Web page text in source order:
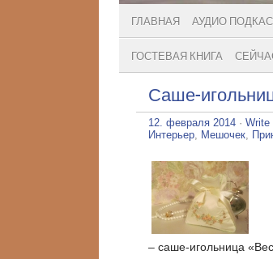
ГЛАВНАЯ АУДИО
ГОСТЕВАЯ КНИГА
Саше-
12. февраля 2014 · Write
Интерьер, Мешочек,
– саше-игольница